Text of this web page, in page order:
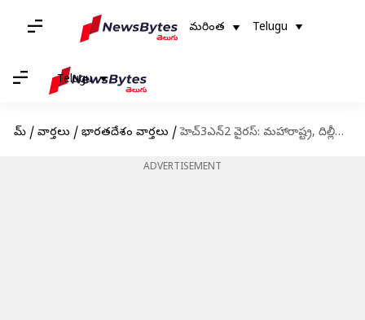
మరింత Telugu
Telugu
హోమ్ / వార్తలు / భారతదేశం వార్తలు / హెచ్3ఎన్2 వైరస్: మహారాష్ట్ర, దిల్లీలో హై అలర్ట్; దేశంలో 9కి చేరిన మరణాలు
ADVERTISEMENT